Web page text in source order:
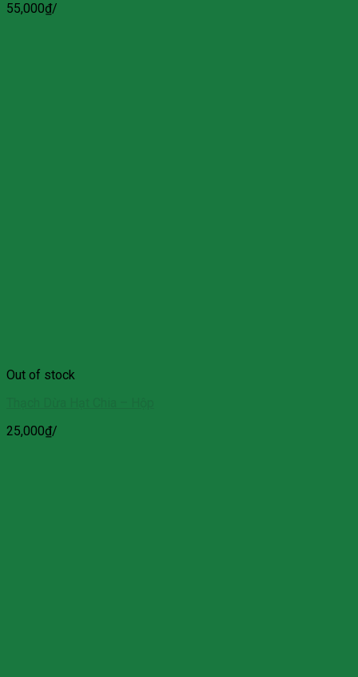
55,000₫/
Out of stock
25,000₫/